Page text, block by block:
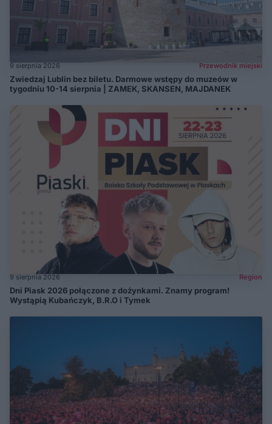
9 sierpnia 2026 Przewodnik miejski
Zwiedzaj Lublin bez biletu. Darmowe wstępy do muzeów w
tygodniu 10-14 sierpnia | ZAMEK, SKANSEN, MAJDANEK
9 sierpnia 2026 Region
Dni Piask 2026 połączone z dożynkami. Znamy program!
Wystąpią Kubańczyk, B.R.O i Tymek